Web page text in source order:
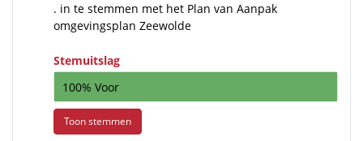
. in te stemmen met het Plan van Aanpak
omgevingsplan Zeewolde
Stemuitslag
100% Voor
Toon stemmen